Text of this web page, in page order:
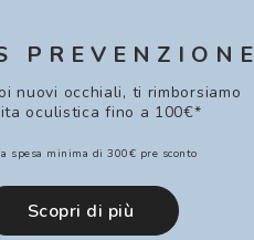
PREVENZIONE
nuovi occhiali, ti rimborsiamo
oculistica fino a 100€*
spesa minima di 300€ pre sconto
Scopri di più